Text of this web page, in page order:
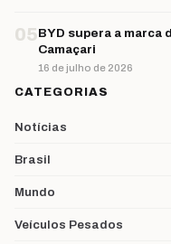
05BYD supera a marca
Camaçari
16 de julho de 2026
CATEGORIAS
Notícias
Brasil
Mundo
Veículos Pesados